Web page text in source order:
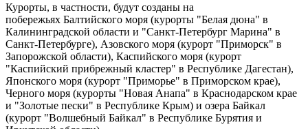
Курорты, в частности, будут созданы на
побережьях Балтийского моря (курорты "Белая дюна" в
Калининградской области и "Санкт-Петербург Марина" в
Санкт-Петербурге), Азовского моря (курорт "Приморск" в
Запорожской области), Каспийского моря (курорт
"Каспийский прибрежный кластер" в Республике Дагестан),
Японского моря (курорт "Приморье" в Приморском крае),
Черного моря (курорты "Новая Анапа" в Краснодарском крае
и "Золотые пески" в Республике Крым) и озера Байкал
(курорт "Волшебный Байкал" в Республике Бурятия и